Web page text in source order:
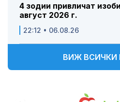
4 зодии привличат
август 2026 г.
22:12 • 06.08.26
ВИЖ ВСИЧКИ